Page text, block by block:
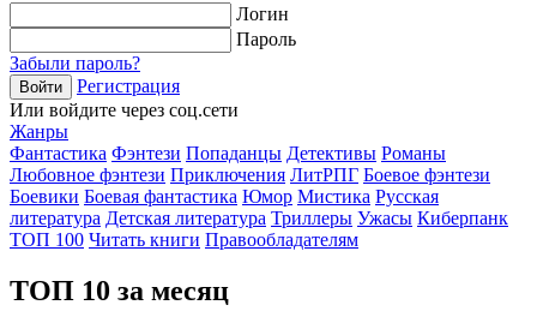
Логин
Пароль
Забыли пароль?
Войти
Регистрация
Или войдите через соц.сети
Жанры
Фантастика Фэнтези Попаданцы Детективы Романы
Любовное фэнтези Приключения ЛитРПГ Боевое фэнтези
Боевики Боевая фантастика Юмор Мистика Русская
литература Детская литература Триллеры Ужасы Киберпанк
ТОП 100 Читать книги Правообладателям
ТОП 10 за месяц